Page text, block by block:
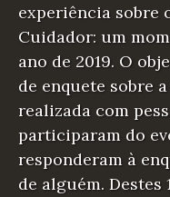
experiência sobre
Cuidador: um
ano de 2019. O
de enquete sobre
realizada com
participaram do
responderam à
de alguém. Destes